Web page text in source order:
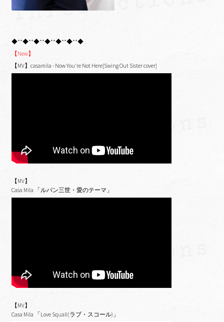
◆**◆**◆**◆**◆**◆**◆
【New】
【MV】casamila - Now You're Not Here[Swing Out Sister cover]
【MV】
Casa Mila 「ルパン三世・愛のテーマ」
【MV】
Casa Mila 「Love Squall(ラブ・スコール)」